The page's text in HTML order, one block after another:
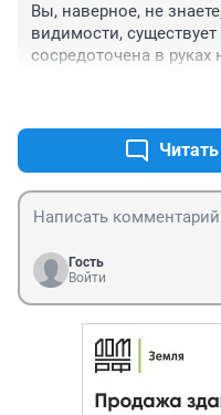
Вы, наверное, не
видимости,
сосредоточена в
Гость
Войти